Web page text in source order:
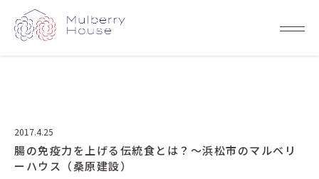
2017.4.25
腸の免疫力を上げる伝統食とは？～浜松市のマルベリ
ーハウス（桑原建設）